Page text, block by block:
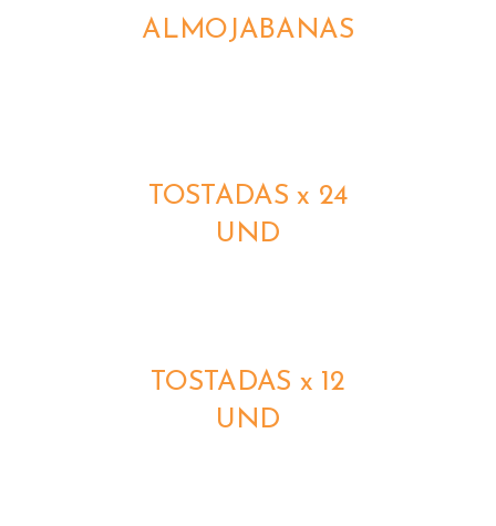
ALMOJABANAS
TOSTADAS x 24
UND
TOSTADAS x 12
UND